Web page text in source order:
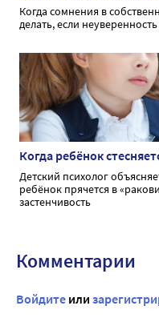
Когда сомнения в
делать, если
Когда ребёнок
Детский психолог
ребёнок прячется в
застенчивость
Комментарии
Войдите или